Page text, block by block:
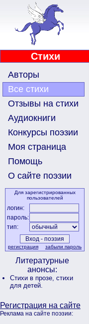
Стихи
Авторы
Все стихи
Отзывы на стихи
Аудиокниги
Конкурсы поэзии
Моя страница
Помощь
О сайте поэзии
Для зарегистрированных
пользователей
логин:
пароль:
тип:
регистрация забыли пароль
Литературные
анонсы:
Стихи в прозе, стихи
для детей.
Регистрация на сайте
Реклама на сайте поэзии: